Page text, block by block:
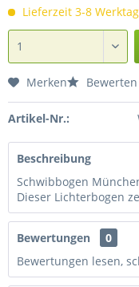
Lieferzeit 3-8
Merken Bewerten
Artikel-Nr.:
Beschreibung
Schwibbogen
Dieser Lichterbogen
Bewertungen
0
Bewertungen lesen,